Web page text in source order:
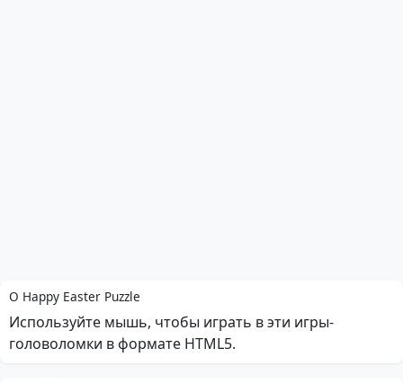
О Happy Easter Puzzle
Используйте мышь, чтобы играть в эти игры-
головоломки в формате HTML5.